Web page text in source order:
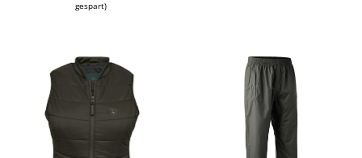
gespart)